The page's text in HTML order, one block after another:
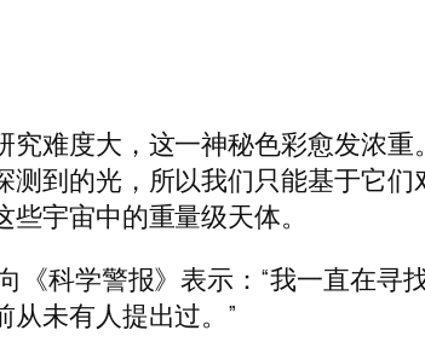
难度大，这一神秘色彩愈发浓重。
到的光，所以我们只能基于它
宇宙中的重量级天体。
《科学警报》表示：“我一直在
未有人提出过。”